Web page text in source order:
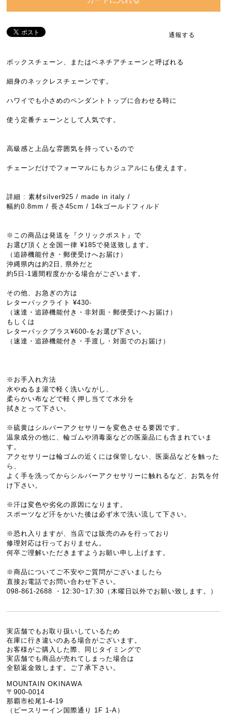
通報する
ボックスチェーン、またはベネチアチェーンと呼ばれる
細身のネックレスチェーンです。
ハワイでも小さめのペンダントトップに合わせる時に
使う定番チェーンとして人気です。
高級感と上品な雰囲気を持っているので
チェーンだけでフォーマルにもカジュアルにも使えます。
詳細 : 素材silver925 / made in italy /
幅約0.8mm / 長さ45cm / 14kゴールドフィルド
※この商品は発送を『クリックポスト』で
お選び頂くと全国一律 ¥185で発送致します。
（追跡機能付き・郵便受けへお届け）
沖縄県内は約2日, 県外だと
約5日-1週間程度かかる場合がございます。
その他、お急ぎの方は
レターパックライト ¥430-
（速達・追跡機能付き・非対面・郵便受けへお届け）
もしくは
レターパックプラス¥600-をお選び下さい。
（速達・追跡機能付き・手渡し・対面でのお届け）
※お手入れ方法
水やぬるま湯で軽く洗いながし、
柔らかい布などで軽く押し当てて水分を
拭きとって下さい。
※硫黄はシルバーアクセサリーを変色させる要因です。
温泉成分の他に、輪ゴムや消毒薬などの医薬品にも含まれていま
す。
アクセサリーは輪ゴムの近くには保管しない、医薬品などを触った
ら、
よく手を洗ってからシルバーアクセサリーに触れるなど、お気を付
け下さい。
※汗は変色や劣化の原因になります。
スポーツなど汗をかいた後は必ず水で洗い流して下さい。
※恐れ入りますが、当店では販売のみを行っており
修理対応は行っておりません。
何卒ご理解いただきますようお願い申し上げます。
※商品についてご不安やご質問がございましたら
直接お電話でお問い合わせ下さい。
098-861-2688 ・12:30~17:30（木曜日以外でお願い致します。）
実店舗でもお取り扱いしているため
在庫に行き違いのある場合がございます。
お客様がご購入した際、同じタイミングで
実店舗でも商品が売れてしまった場合は
全額返金致します。ご了承下さい。
MOUNTAIN OKINAWA
〒900-0014
那覇市松尾1-4-19
（ピースリーイン国際通り 1F 1-A）